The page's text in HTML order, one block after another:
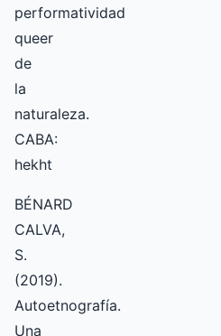
performatividad
queer
de
la
naturaleza.
CABA:
hekht
BÉNARD
CALVA,
S.
(2019).
Autoetnografía.
Una